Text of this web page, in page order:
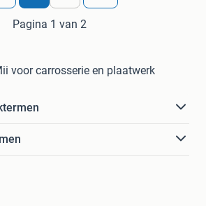
Pagina 1 van 2
voor carrosserie en plaatwerk